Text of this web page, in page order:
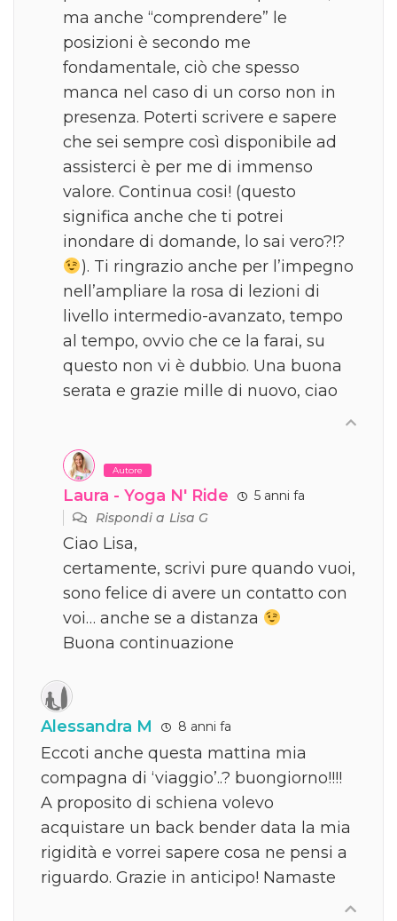
ma anche “comprendere” le
posizioni è secondo me
fondamentale, ciò che spesso
manca nel caso di un corso non in
presenza. Poterti scrivere e sapere
che sei sempre così disponibile ad
assisterci è per me di immenso
valore. Continua cosi! (questo
significa anche che ti potrei
inondare di domande, lo sai vero?!?
). Ti ringrazio anche per l’impegno
nell’ampliare la rosa di lezioni di
livello intermedio-avanzato, tempo
al tempo, ovvio che ce la farai, su
questo non vi è dubbio. Una buona
serata e grazie mille di nuovo, ciao
Autore
Laura - Yoga N' Ride
5 anni fa
Rispondi aLisa G
Ciao Lisa,
certamente, scrivi pure quando vuoi,
sono felice di avere un contatto con
voi… anche se a distanza
Buona continuazione
Alessandra M 8 anni fa
Eccoti anche questa mattina mia
compagna di ‘viaggio’..? buongiorno!!!!
A proposito di schiena volevo
acquistare un back bender data la mia
rigidità e vorrei sapere cosa ne pensi a
riguardo. Grazie in anticipo! Namaste